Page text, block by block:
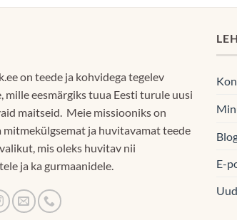
kuni
on teede ja kohvidega tegelev
mille eesmärgiks tuua Eesti turule uusi
maitseid. Meie missiooniks on
mitmekülgsemat ja huvitavamat teede
mis oleks huvitav nii
ja ka gurmaanidele.
E-